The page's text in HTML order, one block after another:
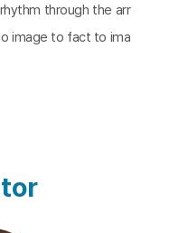
through the arr
image to fact to ima